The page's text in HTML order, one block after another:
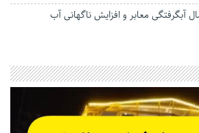
آبگرفتگی معابر و افزایش ناگهانی آب